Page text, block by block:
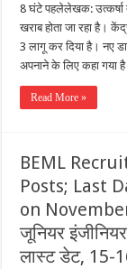
8 घंटे पहलेलेखक: उत्कर्षा
खराब होता जा रहा है।
3 लागू कर दिया है। नए
अपनाने के लिए कहा
Read More »
BEML
Posts; Last
on
जूनियर
लास्ट डेट, 15-